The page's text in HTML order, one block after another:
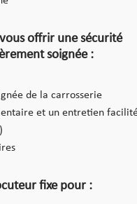
offrir une sécurité
soignée :
de la carrosserie
et un entretien
fixe pour :